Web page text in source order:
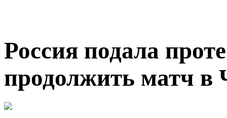
Россия подала
продолжить матч в